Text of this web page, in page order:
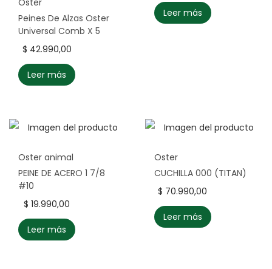
Peines De Alzas Oster
Universal Comb X 5
$ 42.990,00
Leer más
Leer más
Oster animal
PEINE DE ACERO 1 7/8
#10
$ 19.990,00
Leer más
Oster
CUCHILLA 000 (TITAN)
$ 70.990,00
Leer más